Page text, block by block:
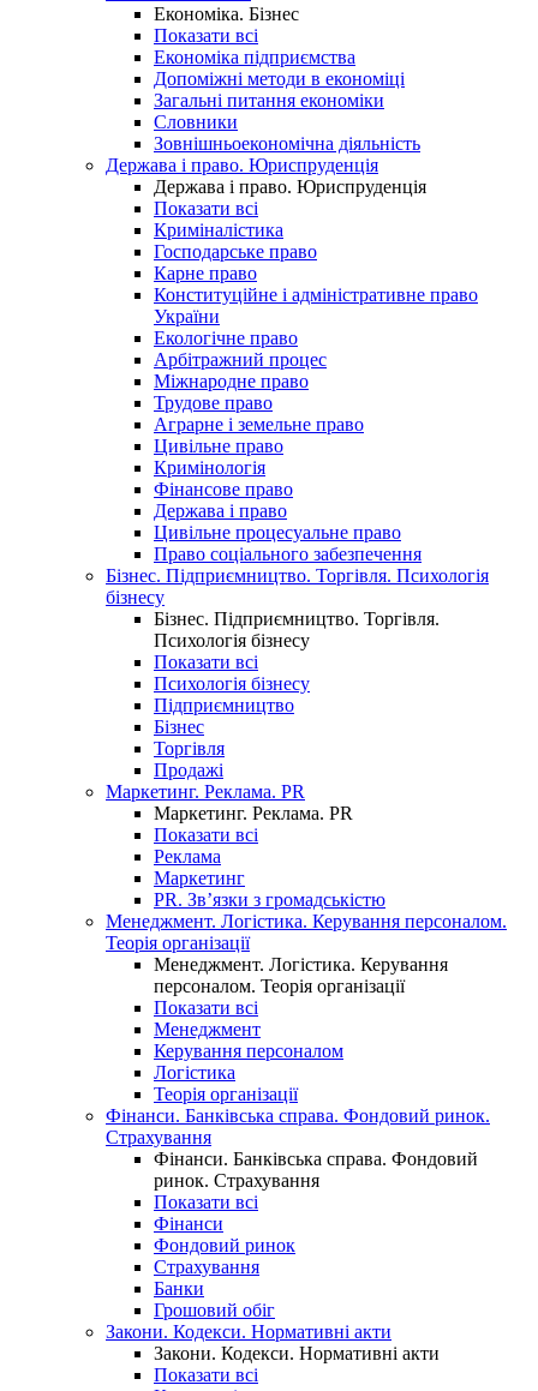
Економіка. Бізнес
Показати всі
Економіка підприємства
Допоміжні методи в економіці
Загальні питання економіки
Словники
Зовнішньоекономічна діяльність
Держава і право. Юриспруденція
Держава і право. Юриспруденція
Показати всі
Криміналістика
Господарське право
Карне право
Конституційне і адміністративне право
України
Екологічне право
Арбітражний процес
Міжнародне право
Трудове право
Аграрне і земельне право
Цивільне право
Кримінологія
Фінансове право
Держава і право
Цивільне процесуальне право
Право соціального забезпечення
Бізнес. Підприємництво. Торгівля. Психологія
бізнесу
Бізнес. Підприємництво. Торгівля.
Психологія бізнесу
Показати всі
Психологія бізнесу
Підприємництво
Бізнес
Торгівля
Продажі
Маркетинг. Реклама. PR
Маркетинг. Реклама. PR
Показати всі
Реклама
Маркетинг
PR. Зв’язки з громадськістю
Менеджмент. Логістика. Керування персоналом.
Теорія організації
Менеджмент. Логістика. Керування
персоналом. Теорія організації
Показати всі
Менеджмент
Керування персоналом
Логістика
Теорія організації
Фінанси. Банківська справа. Фондовий ринок.
Страхування
Фінанси. Банківська справа. Фондовий
ринок. Страхування
Показати всі
Фінанси
Фондовий ринок
Страхування
Банки
Грошовий обіг
Закони. Кодекси. Нормативні акти
Закони. Кодекси. Нормативні акти
Показати всі